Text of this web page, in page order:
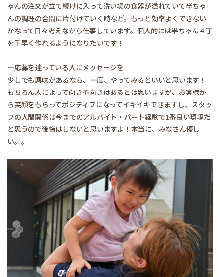
ゃんの注文が立て続けに入って洗い場の食器が溢れていて半ちゃ
んの調理の合間に片付けていく時など。もっと効率よくできない
かなって日々考えながら仕事しています。個人的には半ちゃん４丁
を手早く作れるようになりたいです！
―応募を迷っている人にメッセージを
少しでも興味があるなら、一度、やってみるといいと思います！
もちろん人によって向き不向きはあるとは思いますが、お客様か
ら笑顔をもらってポジティブになってイキイキできますし、スタッ
フの人間関係は今までのアルバイト・パート経験で1番良い環境だ
と思うので後悔はしないと思いますよ！本当に、みなさん優し
い。。